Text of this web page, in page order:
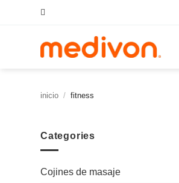
inicio / fitness
Categories
Cojines de masaje